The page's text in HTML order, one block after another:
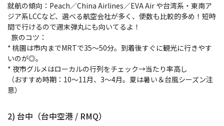
就航の傾向：Peach／China Airlines／EVA Air や台湾系・東南ア
ジア系LCCなど、選べる航空会社が多く、便数も比較的多め！短時
間で行けるので週末弾丸にも向いてるよ！
旅のコツ：
* 桃園は市内までMRTで35〜50分。到着後すぐに観光に行きやす
いのが◎。
* 夜市グルメはローカルの行列をチェック→当たり率高し
（おすすめ時期：10〜11月、3〜4月。夏は暑い＆台風シーズン注
意）
2) 台中（台中空港 / RMQ）